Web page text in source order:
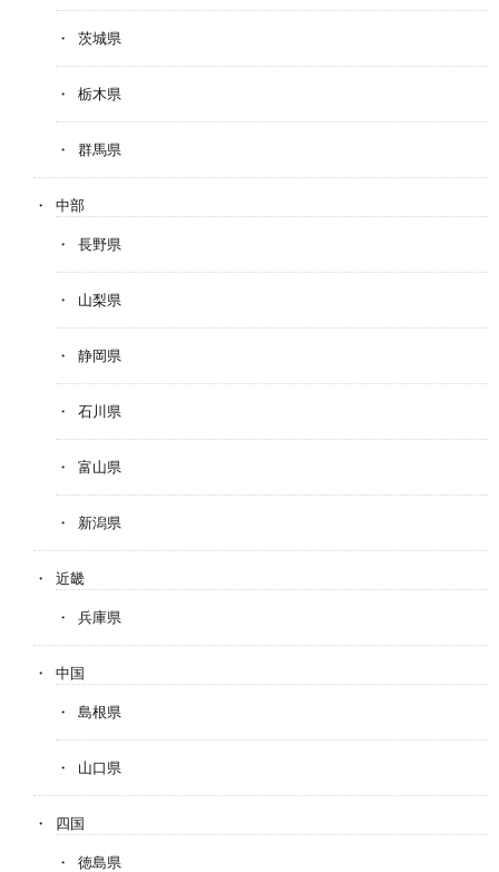
茨城県
栃木県
群馬県
中部
長野県
山梨県
静岡県
石川県
富山県
新潟県
近畿
兵庫県
中国
島根県
山口県
四国
徳島県